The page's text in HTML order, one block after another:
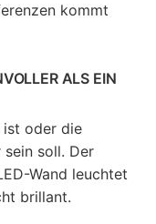
kommt
ALS EIN
ist oder die
soll. Der
Wand leuchtet
brillant.